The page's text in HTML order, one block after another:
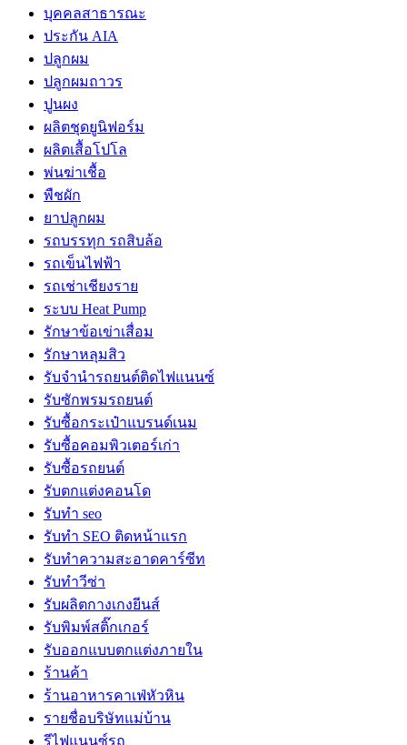
บุคคลสาธารณะ
ประกัน AIA
ปลูกผม
ปลูกผมถาวร
ปูนผง
ผลิตชุดยูนิฟอร์ม
ผลิตเสื้อโปโล
พ่นฆ่าเชื้อ
พืชผัก
ยาปลูกผม
รถบรรทุก รถสิบล้อ
รถเข็นไฟฟ้า
รถเช่าเชียงราย
ระบบ Heat Pump
รักษาข้อเข่าเสื่อม
รักษาหลุมสิว
รับจํานํารถยนต์ติดไฟแนนซ์
รับซักพรมรถยนต์
รับซื้อกระเป๋าแบรนด์เนม
รับซื้อคอมพิวเตอร์เก่า
รับซื้อรถยนต์
รับตกแต่งคอนโด
รับทำ seo
รับทำ SEO ติดหน้าแรก
รับทำความสะอาดคาร์ซีท
รับทำวีซ่า
รับผลิตกางเกงยีนส์
รับพิมพ์สติ๊กเกอร์
รับออกแบบตกแต่งภายใน
ร้านค้า
ร้านอาหารคาเฟ่หัวหิน
รายชื่อบริษัทแม่บ้าน
รีไฟแนนซ์รถ